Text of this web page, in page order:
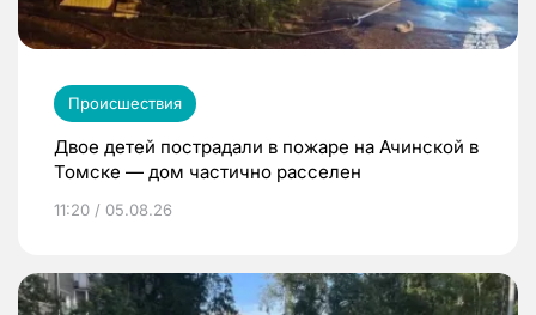
Происшествия
Двое детей пострадали в пожаре на Ачинской в
Томске — дом частично расселен
11:20 / 05.08.26